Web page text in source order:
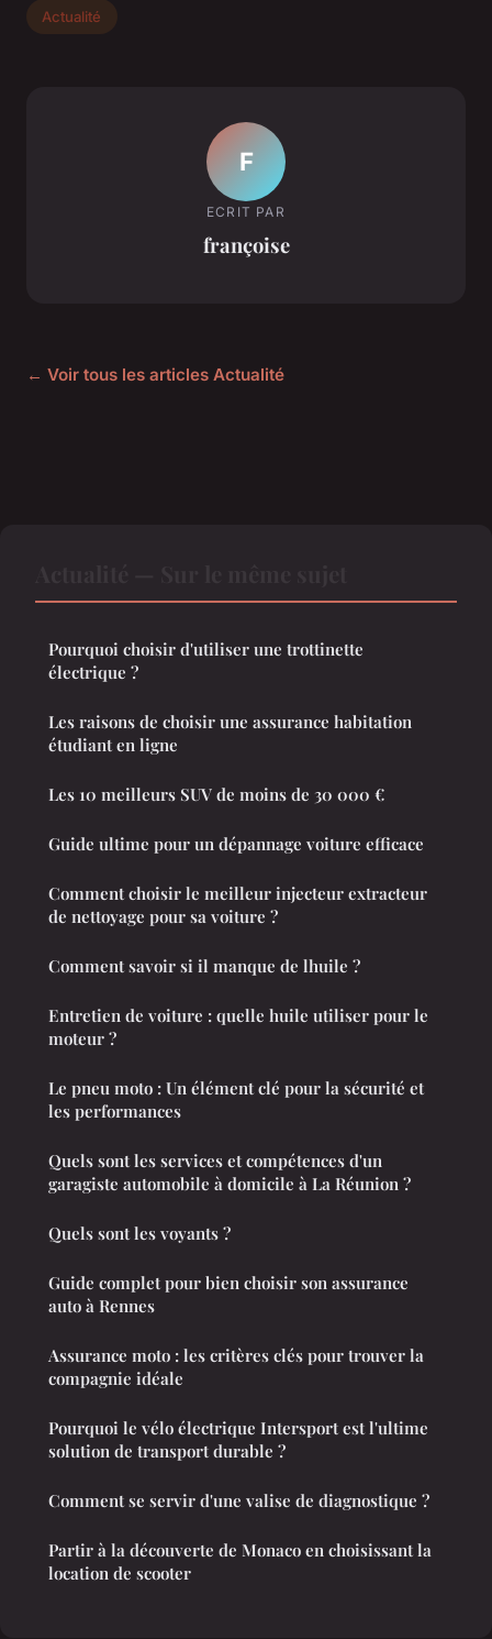
Actualité
F
ECRIT PAR
françoise
← Voir tous les articles Actualité
Pourquoi choisir d'utiliser une trottinette
électrique ?
Les raisons de choisir une assurance habitation
étudiant en ligne
Les 10 meilleurs SUV de moins de 30 000 €
Guide ultime pour un dépannage voiture efficace
Comment choisir le meilleur injecteur extracteur
de nettoyage pour sa voiture ?
Comment savoir si il manque de lhuile ?
Entretien de voiture : quelle huile utiliser pour le
moteur ?
Le pneu moto : Un élément clé pour la sécurité et
les performances
Quels sont les services et compétences d'un
garagiste automobile à domicile à La Réunion ?
Quels sont les voyants ?
Guide complet pour bien choisir son assurance
auto à Rennes
Assurance moto : les critères clés pour trouver la
compagnie idéale
Pourquoi le vélo électrique Intersport est l'ultime
solution de transport durable ?
Comment se servir d'une valise de diagnostique ?
Partir à la découverte de Monaco en choisissant la
location de scooter